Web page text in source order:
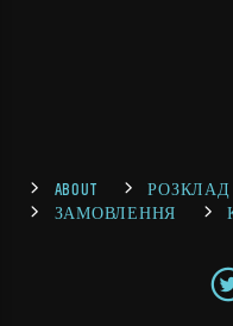
ABOUT РОЗКЛАД
ЗАМОВЛЕННЯ